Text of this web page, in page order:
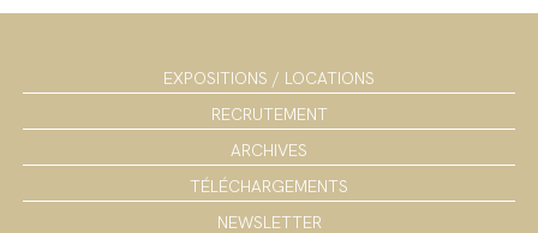
EXPOSITIONS / LOCATIONS
RECRUTEMENT
ARCHIVES
TÉLÉCHARGEMENTS
NEWSLETTER